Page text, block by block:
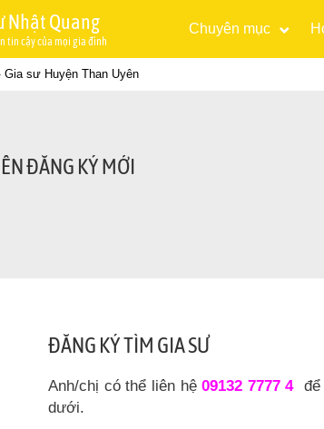
Nhật Quang
tin cậy của mọi gia đình
Chuyên mục
Gia sư Huyện Than Uyên
ĐĂNG KÝ MỚI
ĐĂNG KÝ TÌM GIA SƯ
Anh/chị có thể liên hệ09132 7777 4
dưới.